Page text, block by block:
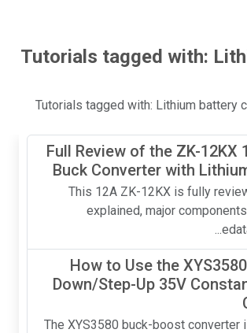
Tutorials tagged with:
Tutorials tagged with: Lithium
Full Review of the ZK-12KX
Buck Converter with
This 12A ZK-12KX is fully
explained, major
How to Use the
Down/Step-Up 35V
The XYS3580 buck-boost